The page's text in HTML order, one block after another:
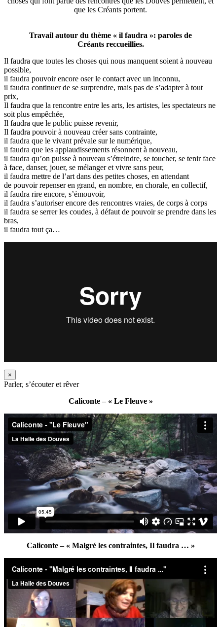
que les Créants portent.
Travail autour du thème « il faudra »: paroles de
Créants reccueillies.
Il faudra que toutes les choses qui nous manquent soient à nouveau
possible,
il faudra pouvoir encore oser le contact avec un inconnu,
il faudra continuer de se surprendre, mais pas de s’adapter à tout
prix,
Il faudra que la rencontre entre les arts, les artistes, les spectateurs ne
soit plus empêchée,
Il faudra que le public puisse revenir,
Il faudra pouvoir à nouveau créer sans contrainte,
il faudra que le vivant prévale sur le numérique,
il faudra que les applaudissements résonnent à nouveau,
il faudra qu’on puisse à nouveau s’étreindre, se toucher, se tenir face
à face, danser, jouer, se mélanger et vivre sans peur,
il faudra mettre de l’art dans des petites choses, en attendant
de pouvoir repenser en grand, en nombre, en chorale, en collectif,
il faudra rire encore, s’émouvoir,
il faudra s’autoriser encore des rencontres vraies, de corps à corps
il faudra se serrer les coudes, à défaut de pouvoir se prendre dans les
bras,
il faudra tout ça…
×
Parler, s’écouter et rêver
Caliconte – « Le Fleuve »
Caliconte – « Malgré les contraintes, Il faudra … »